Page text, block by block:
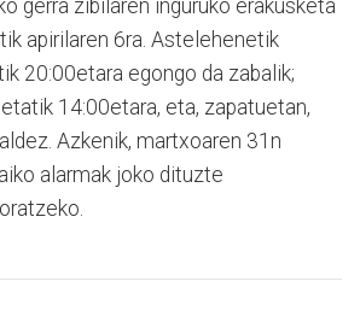
gerra zibilaren inguruko erakusketa
apirilaren 6ra. Astelehenetik
20:00etara egongo da zabalik;
14:00etara, eta, zapatuetan,
Azkenik, martxoaren 31n
alarmak joko dituzte